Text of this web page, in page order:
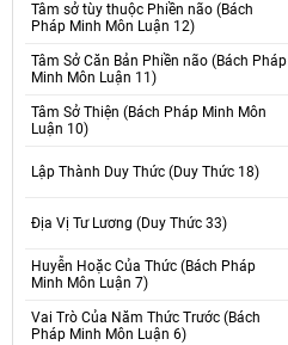
Tâm sở tùy thuộc Phiền não (Bách
Pháp Minh Môn Luận 12)
Tâm Sở Căn Bản Phiền não (Bách Pháp
Minh Môn Luận 11)
Tâm Sở Thiện (Bách Pháp Minh Môn
Luận 10)
Lập Thành Duy Thức (Duy Thức 18)
Địa Vị Tư Lương (Duy Thức 33)
Huyễn Hoặc Của Thức (Bách Pháp
Minh Môn Luận 7)
Vai Trò Của Năm Thức Trước (Bách
Pháp Minh Môn Luận 6)